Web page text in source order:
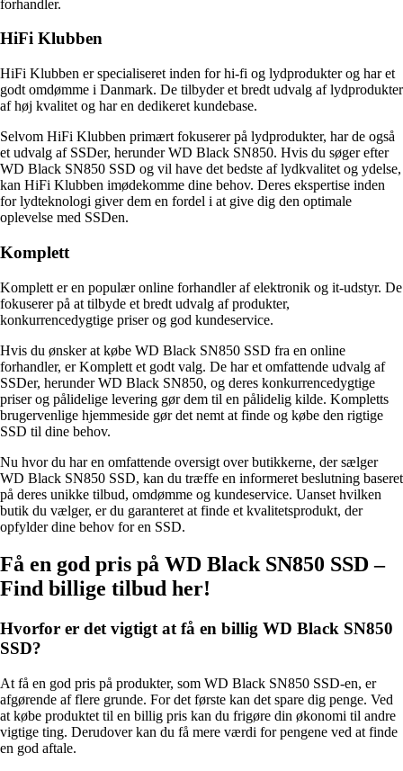
forhandler.
HiFi Klubben
HiFi Klubben er specialiseret inden for hi-fi og lydprodukter og har et
godt omdømme i Danmark. De tilbyder et bredt udvalg af lydprodukter
af høj kvalitet og har en dedikeret kundebase.
Selvom HiFi Klubben primært fokuserer på lydprodukter, har de også
et udvalg af SSDer, herunder WD Black SN850. Hvis du søger efter
WD Black SN850 SSD og vil have det bedste af lydkvalitet og ydelse,
kan HiFi Klubben imødekomme dine behov. Deres ekspertise inden
for lydteknologi giver dem en fordel i at give dig den optimale
oplevelse med SSDen.
Komplett
Komplett er en populær online forhandler af elektronik og it-udstyr. De
fokuserer på at tilbyde et bredt udvalg af produkter,
konkurrencedygtige priser og god kundeservice.
Hvis du ønsker at købe WD Black SN850 SSD fra en online
forhandler, er Komplett et godt valg. De har et omfattende udvalg af
SSDer, herunder WD Black SN850, og deres konkurrencedygtige
priser og pålidelige levering gør dem til en pålidelig kilde. Kompletts
brugervenlige hjemmeside gør det nemt at finde og købe den rigtige
SSD til dine behov.
Nu hvor du har en omfattende oversigt over butikkerne, der sælger
WD Black SN850 SSD, kan du træffe en informeret beslutning baseret
på deres unikke tilbud, omdømme og kundeservice. Uanset hvilken
butik du vælger, er du garanteret at finde et kvalitetsprodukt, der
opfylder dine behov for en SSD.
Få en god pris på WD Black SN850 SSD –
Find billige tilbud her!
Hvorfor er det vigtigt at få en billig WD Black SN850
SSD?
At få en god pris på produkter, som WD Black SN850 SSD-en, er
afgørende af flere grunde. For det første kan det spare dig penge. Ved
at købe produktet til en billig pris kan du frigøre din økonomi til andre
vigtige ting. Derudover kan du få mere værdi for pengene ved at finde
en god aftale.